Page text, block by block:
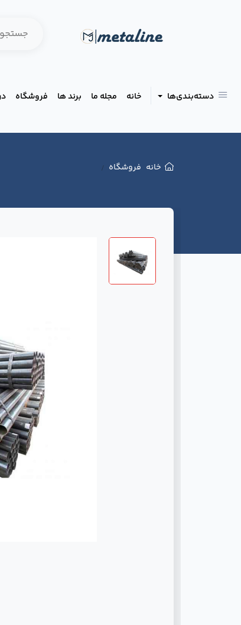
دسته‌بندی‌ها خانه مجله ما برند ها فروشگاه
خانه فروشگاه